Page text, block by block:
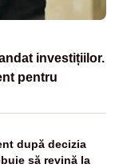
investițiilor.
pentru
după decizia
să revină la